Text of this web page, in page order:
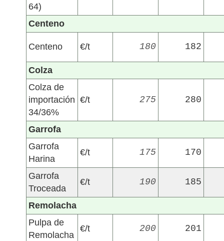
64)
Centeno
Centeno €/t 180 182
Colza
Colza de
importación
34/36%
€/t 275 280
Garrofa
Garrofa
Harina
€/t 175 170
Garrofa
Troceada
€/t 190 185
Remolacha
Pulpa de
Remolacha
€/t 200 201